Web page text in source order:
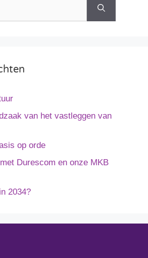
van het vastleggen van
op orde
Durescom en onze MKB
2034?